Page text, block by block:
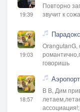
19:39
Повторно
звучит к
19:03
OrangutanG,
говоришь
18:57
В В, Дим